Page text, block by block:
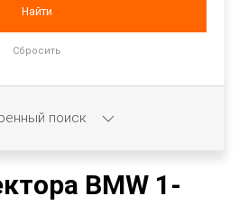
BMW 1-
поиск